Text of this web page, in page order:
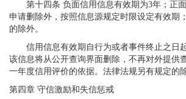
第十四条 负面信用信息有效期为3年；正面
申请删除外，按照信息源规定时限设定有效期
的除外。
信用信息有效期自行为或者事件终止之日起
该信息将从公开查询界面删除，不再对外提供
一年度信用评价的依据。法律法规另有规定的除
第四章 守信激励和失信惩戒